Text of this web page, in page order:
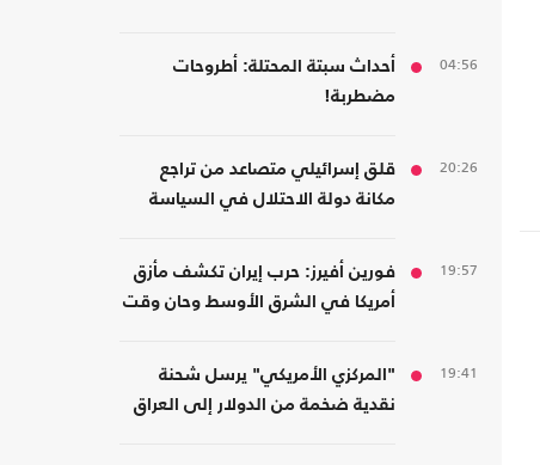
04:56
أحداث سبتة المحتلة: أطروحات
مضطربة!
20:26
قلق إسرائيلي متصاعد من تراجع
مكانة دولة الاحتلال في السياسة
19:57
فورين أفيرز: حرب إيران تكشف مأزق
أمريكا في الشرق الأوسط وحان وقت
19:41
"المركزي الأمريكي" يرسل شحنة
نقدية ضخمة من الدولار إلى العراق